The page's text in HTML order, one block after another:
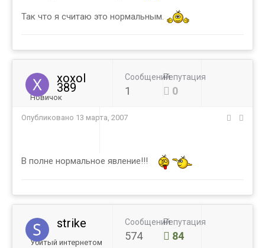
Так что я считаю это нормальным.
xoxol
389
Новичок
Сообщений
1
Репутация
0
Опубликовано 13 марта, 2007
В полне нормальное явление!!!
strike
Убитый интернетом
Сообщений
574
Репутация
84